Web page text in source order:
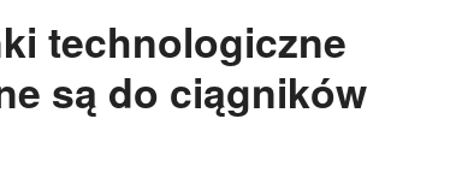
technologiczne
są do ciągników